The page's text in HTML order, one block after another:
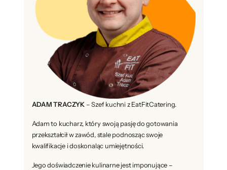
ADAM TRACZYK– Szef kuchni z EatFitCatering.
Adam to kucharz, który swoją pasję do gotowania
przekształcił w zawód, stale podnosząc swoje
kwalifikacje i doskonaląc umiejętności.
Jego doświadczenie kulinarne jest imponujące –